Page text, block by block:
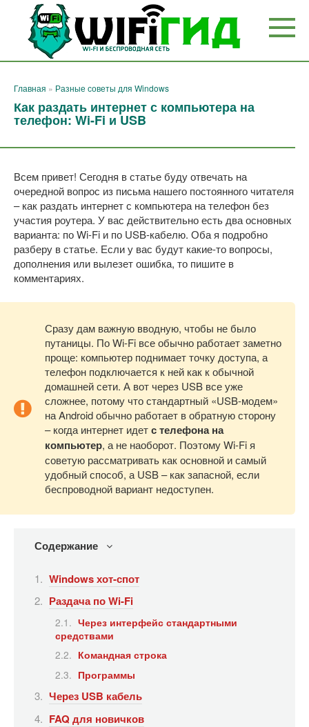
Перейти
контенту
Главная » Разные советы для Windows
Как раздать интернет с компьютера на
телефон: Wi-Fi и USB
Всем привет! Сегодня в статье буду отвечать на
очередной вопрос из письма нашего постоянного читателя
– как раздать интернет с компьютера на телефон без
участия роутера. У вас действительно есть два основных
варианта: по Wi-Fi и по USB-кабелю. Оба я подробно
разберу в статье. Если у вас будут какие-то вопросы,
дополнения или вылезет ошибка, то пишите в
комментариях.
Сразу дам важную вводную, чтобы не было
путаницы. По Wi-Fi все обычно работает заметно
проще: компьютер поднимает точку доступа, а
телефон подключается к ней как к обычной
домашней сети. А вот через USB все уже
сложнее, потому что стандартный «USB-модем»
на Android обычно работает в обратную сторону
– когда интернет идетс телефона на
компьютер, а не наоборот. Поэтому Wi-Fi я
советую рассматривать как основной и самый
удобный способ, а USB – как запасной, если
беспроводной вариант недоступен.
Содержание
Windows хот-спот
Раздача по Wi-Fi
Через интерфейс стандартными
средствами
Командная строка
Программы
Через USB кабель
FAQ для новичков